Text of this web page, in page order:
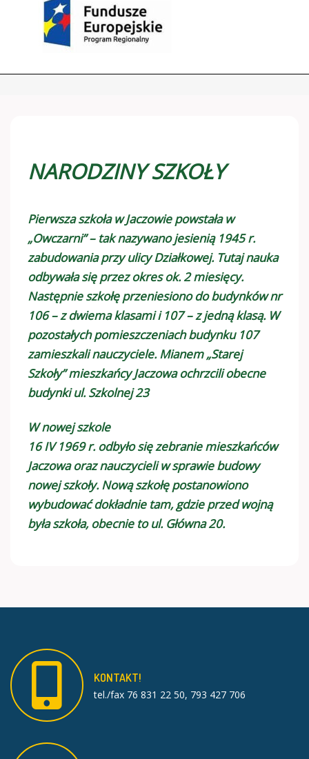
NARODZINY SZKOŁY
Pierwsza szkoła w Jaczowie powstała w
„Owczarni” – tak nazywano jesienią 1945 r.
zabudowania przy ulicy Działkowej. Tutaj nauka
odbywała się przez okres ok. 2 miesięcy.
Następnie szkołę przeniesiono do budynków nr
106 – z dwiema klasami i 107 – z jedną klasą. W
pozostałych pomieszczeniach budynku 107
zamieszkali nauczyciele. Mianem „Starej
Szkoły” mieszkańcy Jaczowa ochrzcili obecne
budynki ul. Szkolnej 23
W nowej szkole
16 IV 1969 r. odbyło się zebranie mieszkańców
Jaczowa oraz nauczycieli w sprawie budowy
nowej szkoły. Nową szkołę postanowiono
wybudować dokładnie tam, gdzie przed wojną
była szkoła, obecnie to ul. Główna 20.
KONTAKT!
tel./fax 76 831 22 50, 793 427 706